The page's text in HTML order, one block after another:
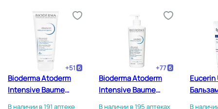
+51
Bioderma Atoderm
Intensive Baume
В наличии в 191 аптеке
+77
Bioderma Atoderm
Intensive Baume
В наличии в 195 аптеках
Eucerin
В